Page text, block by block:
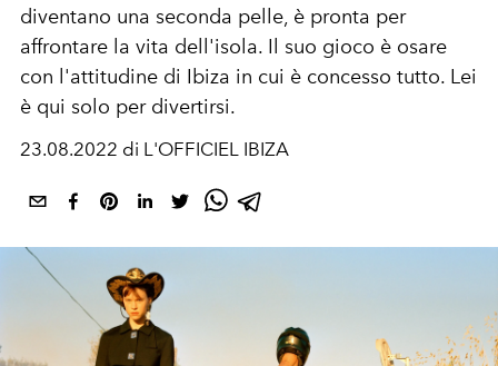
diventano una seconda pelle, è pronta per
affrontare la vita dell'isola. Il suo gioco è osare
con l'attitudine di Ibiza in cui è concesso tutto. Lei
è qui solo per divertirsi.
23.08.2022 di L'OFFICIEL IBIZA